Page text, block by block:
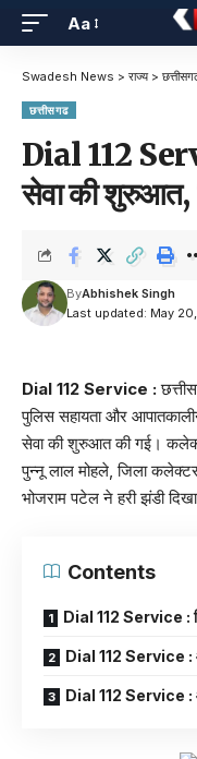
Aa
Swadesh News > राज्य>
छत्तीसगढ
Dial 112
सेवा की शुरुआत,
Last updated: May
ByAbhishek Singh
Dial 112 Service :
पुलिस सहायता और
सेवा की शुरुआत की गई।
पुन्नू लाल मोहले, जिला
भोजराम पटेल ने हरी झंडी
Contents
Dial 112 Service :
Dial 112 Service :
Dial 112 Service :